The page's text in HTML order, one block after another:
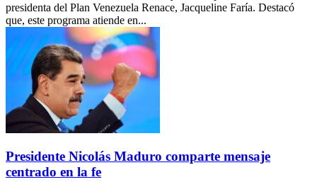
presidenta del Plan Venezuela Renace, Jacqueline Faría. Destacó
que, este programa atiende en...
Presidente Nicolás Maduro comparte mensaje
centrado en la fe